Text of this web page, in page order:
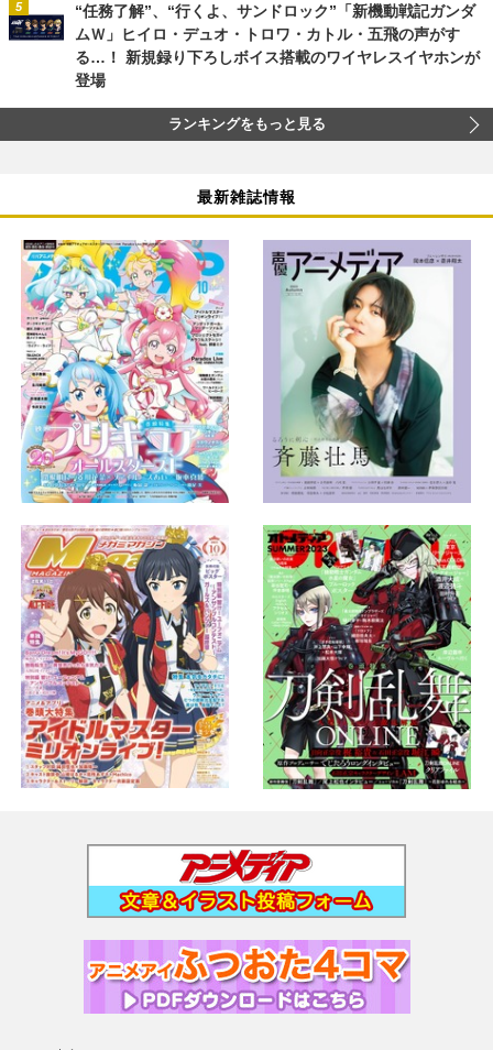
“任務了解”、“行くよ、サンドロック”「新機動戦記ガンダ
ムＷ」ヒイロ・デュオ・トロワ・カトル・五飛の声がす
る…！ 新規録り下ろしボイス搭載のワイヤレスイヤホンが
登場
ランキングをもっと見る
最新雑誌情報